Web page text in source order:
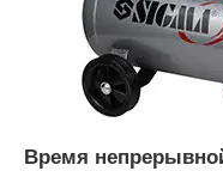
Время